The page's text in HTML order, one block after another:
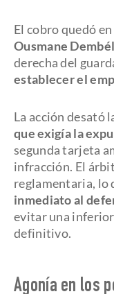
El cobro quedó
Ousmane
derecha del
establecer el
La acción desató
que exigía la
segunda tarjeta
infracción. El
reglamentaria, lo
inmediato al
evitar una
definitivo.
Agonía en los